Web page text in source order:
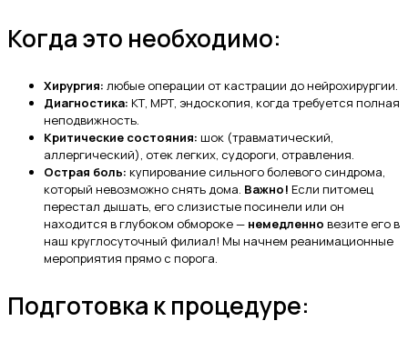
Когда это необходимо:
Хирургия: любые операции от кастрации до нейрохирургии.
Диагностика: КТ, МРТ, эндоскопия, когда требуется полная
неподвижность.
Критические состояния: шок (травматический,
аллергический), отек легких, судороги, отравления.
Острая боль: купирование сильного болевого синдрома,
который невозможно снять дома. Важно! Если питомец
перестал дышать, его слизистые посинели или он
находится в глубоком обмороке — немедленно везите его в
наш круглосуточный филиал! Мы начнем реанимационные
мероприятия прямо с порога.
Подготовка к процедуре: